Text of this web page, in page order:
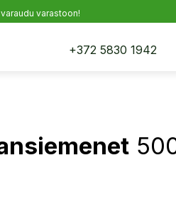
varastoon!
+372 5830 1942